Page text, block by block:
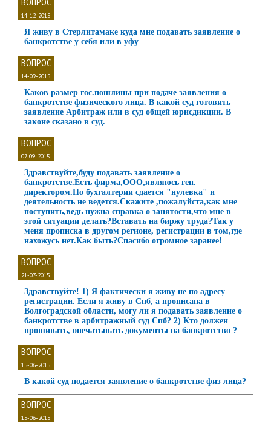
14-12-2015
Я живу в Стерлитамаке куда мне подавать заявление о
банкротстве у себя или в уфу
ВОПРОС
14-09-2015
Каков размер гос.пошлины при подаче заявления о
банкротстве физического лица. В какой суд готовить
заявление Арбитраж или в суд общей юрисдикции. В
законе сказано в суд.
ВОПРОС
07-09-2015
Здравствуйте,буду подавать заявление о
банкротстве.Есть фирма,ООО,являюсь ген.
директором.По бухгалтерии сдается "нулевка" и
деятельность не ведется.Скажите ,пожалуйста,как мне
поступить,ведь нужна справка о занятости,что мне в
этой ситуации делать?Вставать на биржу труда?Так у
меня прописка в другом регионе, регистрации в том,где
нахожусь нет.Как быть?Спасибо огромное заранее!
ВОПРОС
21-07-2015
Здравствуйте! 1) Я фактически я живу не по адресу
регистрации. Если я живу в Спб, а прописана в
Волгоградской области, могу ли я подавать заявление о
банкротстве в арбитражный суд Спб? 2) Кто должен
прошивать, опечатывать документы на банкротство ?
ВОПРОС
15-06-2015
В какой суд подается заявление о банкротстве физ лица?
ВОПРОС
15-06-2015